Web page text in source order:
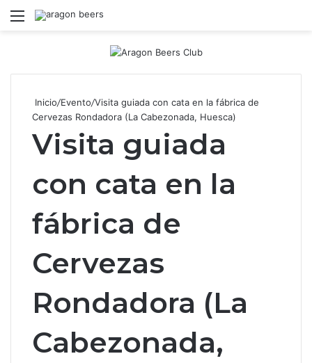
Menú
Inicio/Evento/Visita guiada con cata en la fábrica de
Cervezas Rondadora (La Cabezonada, Huesca)
Visita guiada
con cata en la
fábrica de
Cervezas
Rondadora (La
Cabezonada,